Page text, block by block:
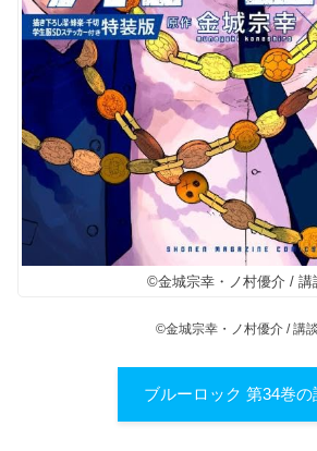
©金城宗幸・ノ村優介 / 講
©金城宗幸・ノ村優介 / 講
ブルーロック 第34巻の